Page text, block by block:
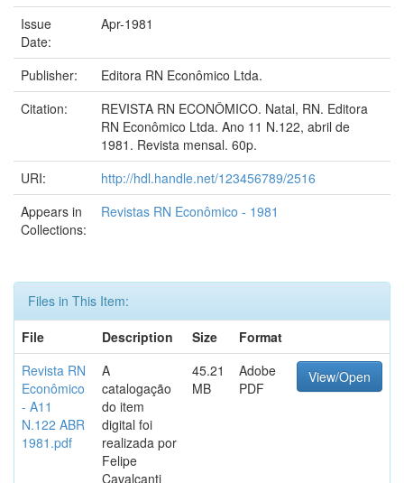
Issue
Date:
Apr-1981
Publisher:
Editora RN Econômico Ltda.
Citation:
REVISTA RN ECONÔMICO. Natal, RN. Editora
RN Econômico Ltda. Ano 11 N.122, abril de
1981. Revista mensal. 60p.
URI:
http://hdl.handle.net/123456789/2516
Appears in
Collections:
Revistas RN Econômico - 1981
Files in This Item:
File
Description Size
Format
Revista RN
Econômico
- A11
N.122 ABR
1981.pdf
A
catalogação
do item
digital foi
realizada por
Felipe
Cavalcanti
45.21
MB
Adobe
PDF
View/Open